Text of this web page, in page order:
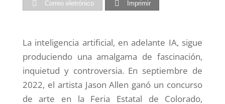
Correo eletrónico Imprimir
La inteligencia artificial, en adelante IA, sigue
produciendo una amalgama de fascinación,
inquietud y controversia. En septiembre de
2022, el artista Jason Allen ganó un concurso
de arte en la Feria Estatal de Colorado,